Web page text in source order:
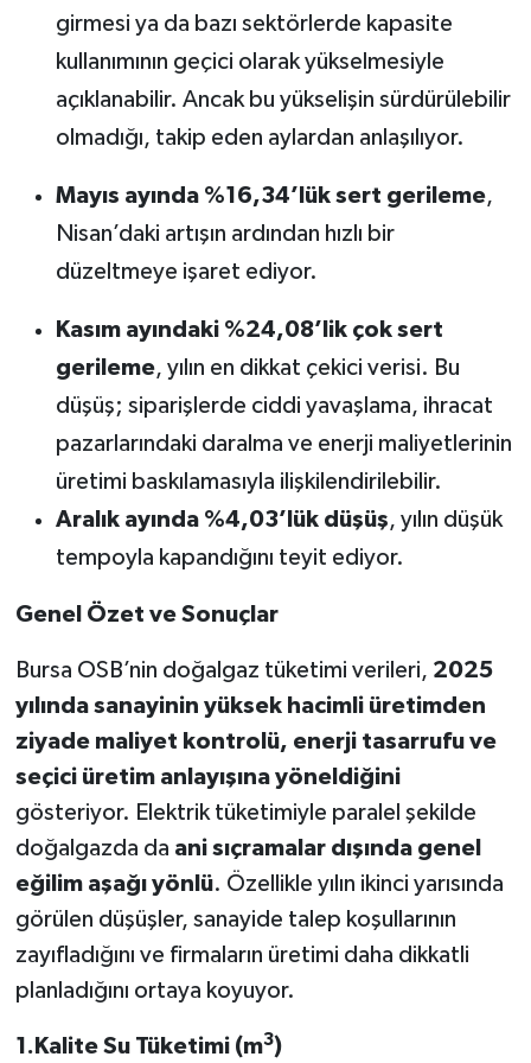
girmesi ya da bazı sektörlerde kapasite
kullanımının geçici olarak yükselmesiyle
açıklanabilir. Ancak bu yükselişin sürdürülebilir
olmadığı, takip eden aylardan anlaşılıyor.
Mayıs ayında %16,34’lük sert gerileme,
Nisan’daki artışın ardından hızlı bir
düzeltmeye işaret ediyor.
Kasım ayındaki %24,08’lik çok sert
gerileme, yılın en dikkat çekici verisi. Bu
düşüş; siparişlerde ciddi yavaşlama, ihracat
pazarlarındaki daralma ve enerji maliyetlerinin
üretimi baskılamasıyla ilişkilendirilebilir.
Aralık ayında %4,03’lük düşüş, yılın düşük
tempoyla kapandığını teyit ediyor.
Genel Özet ve Sonuçlar
Bursa OSB’nin doğalgaz tüketimi verileri, 2025
yılında sanayinin yüksek hacimli üretimden
ziyade maliyet kontrolü, enerji tasarrufu ve
seçici üretim anlayışına yöneldiğini
gösteriyor. Elektrik tüketimiyle paralel şekilde
doğalgazda da ani sıçramalar dışında genel
eğilim aşağı yönlü. Özellikle yılın ikinci yarısında
görülen düşüşler, sanayide talep koşullarının
zayıfladığını ve firmaların üretimi daha dikkatli
planladığını ortaya koyuyor.
1.Kalite Su Tüketimi (m3)